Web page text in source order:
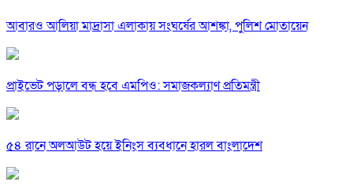
আবারও আলিয়া মাদ্রাসা এলাকায় সংঘর্ষের আশঙ্কা, পুলিশ মোতায়েন
প্রাইভেট পড়ালে বন্ধ হবে এমপিও: সমাজকল্যাণ প্রতিমন্ত্রী
৫৪ রানে অলআউট হয়ে ইনিংস ব্যবধানে হারল বাংলাদেশ